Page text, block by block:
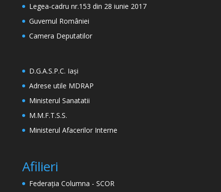
Legea-cadru nr.153 din 28 iunie 2017
Guvernul României
Camera Deputatilor
D.G.A.S.P.C. Iași
Adrese utile MDRAP
Ministerul Sanatatii
M.M.F.T.S.S.
Ministerul Afacerilor Interne
Afilieri
Federația Columna - SCOR